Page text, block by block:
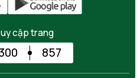
cập trang
857